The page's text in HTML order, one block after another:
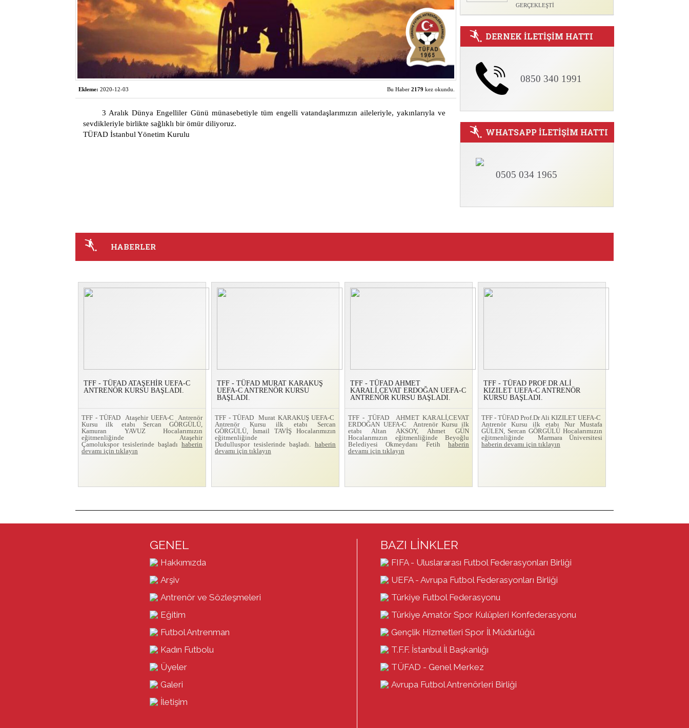
Ekleme: 2020-12-03 Bu Haber 2179 kez okundu.
3 Aralık Dünya Engelliler Günü münasebetiyle tüm engelli vatandaşlarımızın aileleriyle, yakınlarıyla ve
sevdikleriyle birlikte sağlıklı bir ömür diliyoruz.
TÜFAD İstanbul Yönetim Kurulu
GERÇEKLEŞTİ
DERNEK İLETİŞİM HATTI
0850 340 1991
WHATSAPP İLETİŞİM HATTI
0505 034 1965
HABERLER
TFF - TÜFAD ATAŞEHİR UEFA-C
ANTRENÖR KURSU BAŞLADI.
TFF - TÜFAD Ataşehir UEFA-C Antrenör
Kursu ilk etabı Sercan GÖRGÜLÜ,
Kamuran YAVUZ Hocalarımızın
eğitmenliğinde Ataşehir
Çamolukspor tesislerinde başladı haberin
devamı için tıklayın
TFF - TÜFAD MURAT KARAKUŞ
UEFA-C ANTRENÖR KURSU
BAŞLADI.
TFF - TÜFAD Murat KARAKUŞ UEFA-C
Antrenör Kursu ilk etabı Sercan
GÖRGÜLÜ, İsmail TAVİŞ Hocalarımızın
eğitmenliğinde
Dudulluspor tesislerinde başladı. haberin
devamı için tıklayın
TFF - TÜFAD AHMET
KARALİ,CEVAT ERDOĞAN UEFA-C
ANTRENÖR KURSU BAŞLADI.
TFF - TÜFAD AHMET KARALİ,CEVAT
ERDOĞAN UEFA-C Antrenör Kursu ilk
etabı Altan AKSOY, Ahmet GÜN
Hocalarımızın eğitmenliğinde Beyoğlu
Belediyesi Okmeydanı Fetih haberin
devamı için tıklayın
TFF - TÜFAD PROF.DR ALİ
KIZILET UEFA-C ANTRENÖR
KURSU BAŞLADI.
TFF - TÜFAD Prof.Dr Ali KIZILET UEFA-C
Antrenör Kursu ilk etabı Nur Mustafa
GÜLEN, Sercan GÖRGÜLÜ Hocalarımızın
eğitmenliğinde Marmara Üniversitesi
haberin devamı için tıklayın
GENEL
Hakkımızda
Arşiv
Antrenör ve Sözleşmeleri
Eğitim
Futbol Antrenman
Kadın Futbolu
Üyeler
Galeri
İletişim
BAZI LİNKLER
FIFA - Uluslararası Futbol Federasyonları Birliği
UEFA - Avrupa Futbol Federasyonları Birliği
Türkiye Futbol Federasyonu
Türkiye Amatör Spor Kulüpleri Konfederasyonu
Gençlik Hizmetleri Spor İl Müdürlüğü
T.F.F. İstanbul İl Başkanlığı
TÜFAD - Genel Merkez
Avrupa Futbol Antrenörleri Birliği